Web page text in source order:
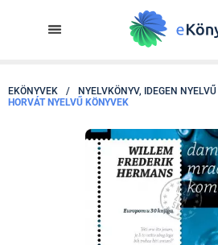
EKÖNYVEK / NYELVKÖNYV, IDEGEN NYELVŰ
HORVÁT NYELVŰ KÖNYVEK